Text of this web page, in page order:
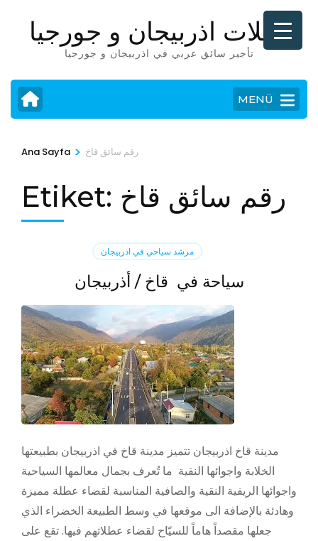
basın)
رحلات اذربيجان و جورجيا
تأجير سائق عربي في اذربيجان و جورجيا
MENÜ
Ana Sayfa > رقم سائق قاخ
Etiket: رقم سائق قاخ
مرشد سياحي في اذربيجان
سياحة في قاخ / أذربيجان
مدينة قاخ اذربيجان تتميز مدينة قاخ في اذربيجان بطبيعتها
الخلابة واجوائها النقية ما تُعرف بجمال معالمها السياحية
واجوائها الريفية النقية والصافية المناسبة لقضاء عطلة مميزة
وهادئة بالإضافة الى موقعها في وسط الطبيعة الخضراء الذي
جعلها مقصداً هاماً للسيّاح لقضاء عطلاتهم فيها. تقع على